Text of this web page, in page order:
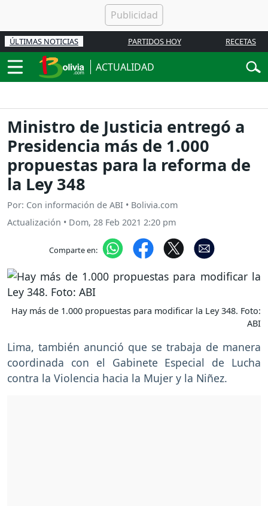
ÚLTIMAS NOTICIAS PARTIDOS HOY RECETAS
ACTUALIDAD
Ministro de Justicia entregó a
Presidencia más de 1.000
propuestas para la reforma de
la Ley 348
Por: Con información de ABI • Bolivia.com
Actualización • Dom, 28 Feb 2021 2:20 pm
Comparte en:
Hay más de 1.000 propuestas para modificar la Ley 348. Foto:
ABI
Lima, también anunció que se trabaja de manera
coordinada con el Gabinete Especial de Lucha
contra la Violencia hacia la Mujer y la Niñez.